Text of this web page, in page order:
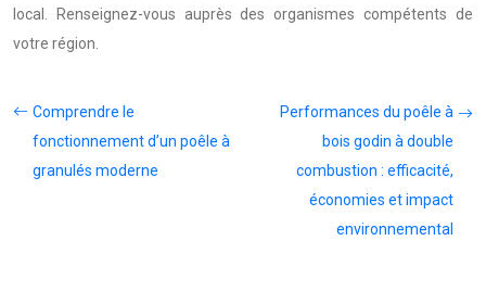
local. Renseignez-vous auprès des organismes compétents de
votre région.
Comprendre le
fonctionnement d’un poêle à
granulés moderne
Performances du poêle à
bois godin à double
combustion : efficacité,
économies et impact
environnemental